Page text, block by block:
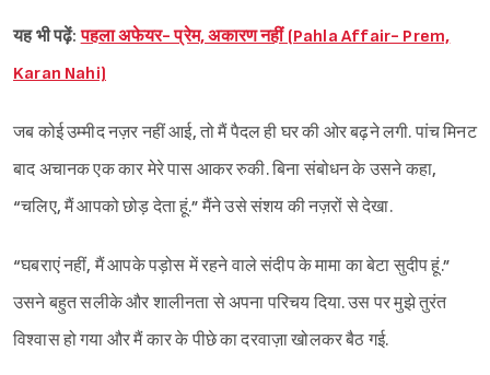
यह भी पढ़ें:पहला अफेयर- प्रेम, अकारण नहीं (Pahla Affair- Prem,
Karan Nahi)
जब कोई उम्मीद नज़र नहीं आई, तो मैं पैदल ही घर की ओर बढ़ने लगी. पांच मिनट
बाद अचानक एक कार मेरे पास आकर रुकी. बिना संबोधन के उसने कहा,
“चलिए, मैं आपको छोड़ देता हूं.” मैंने उसे संशय की नज़रों से देखा.
“घबराएं नहीं, मैं आपके पड़ोस में रहने वाले संदीप के मामा का बेटा सुदीप हूं.”
उसने बहुत सलीके और शालीनता से अपना परिचय दिया. उस पर मुझे तुरंत
विश्‍वास हो गया और मैं कार के पीछे का दरवाज़ा खोलकर बैठ गई.